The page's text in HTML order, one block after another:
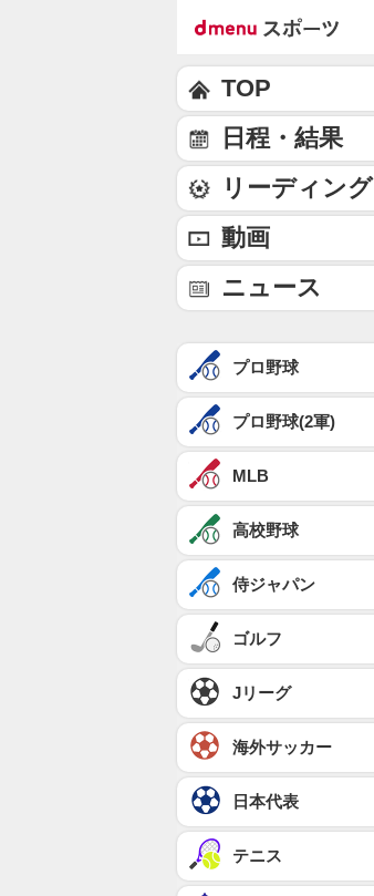
TOP
日程・結果
リーディング
動画
ニュース
プロ野球
プロ野球(2軍)
MLB
高校野球
侍ジャパン
ゴルフ
Jリーグ
海外サッカー
日本代表
テニス